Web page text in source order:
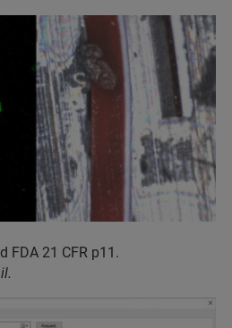
FDA 21 CFR p11.